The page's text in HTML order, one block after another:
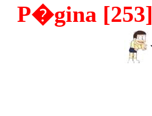
P�gina [253]